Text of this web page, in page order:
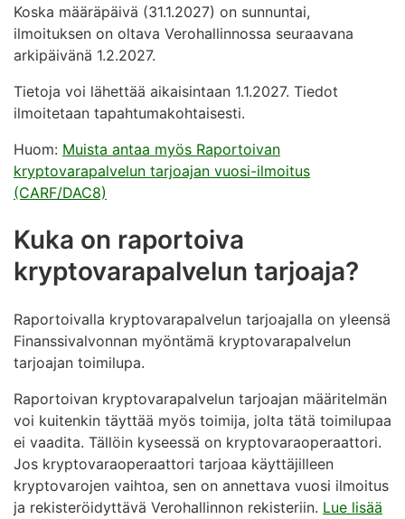
Koska määräpäivä (31.1.2027) on sunnuntai,
ilmoituksen on oltava Verohallinnossa seuraavana
arkipäivänä 1.2.2027.
Tietoja voi lähettää aikaisintaan 1.1.2027. Tiedot
ilmoitetaan tapahtumakohtaisesti.
Huom: Muista antaa myös Raportoivan
kryptovarapalvelun tarjoajan vuosi-ilmoitus
(CARF/DAC8)
Kuka on raportoiva
kryptovarapalvelun tarjoaja?
Raportoivalla kryptovarapalvelun tarjoajalla on yleensä
Finanssivalvonnan myöntämä kryptovarapalvelun
tarjoajan toimilupa.
Raportoivan kryptovarapalvelun tarjoajan määritelmän
voi kuitenkin täyttää myös toimija, jolta tätä toimilupaa
ei vaadita. Tällöin kyseessä on kryptovaraoperaattori.
Jos kryptovaraoperaattori tarjoaa käyttäjilleen
kryptovarojen vaihtoa, sen on annettava vuosi ilmoitus
ja rekisteröidyttävä Verohallinnon rekisteriin. Lue lisää